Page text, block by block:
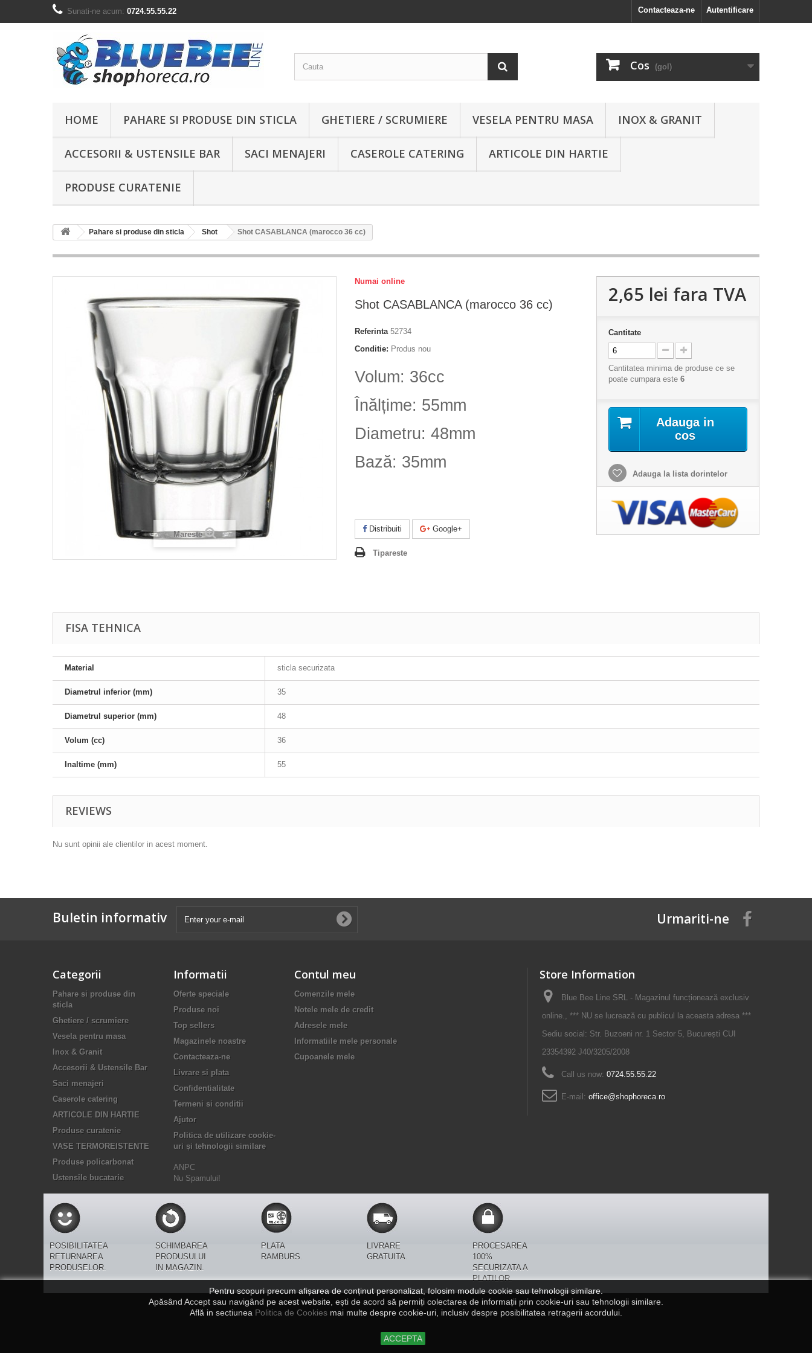
Autentificare
Contacteaza-ne
Sunati-ne acum: 0724.55.55.22
Cos (gol)
HOME PAHARE SI PRODUSE DIN STICLA GHETIERE / SCRUMIERE VESELA PENTRU MASA INOX & GRANIT
ACCESORII & USTENSILE BAR SACI MENAJERI CASEROLE CATERING ARTICOLE DIN HARTIE
PRODUSE CURATENIE
Pahare si produse din sticla Shot Shot CASABLANCA (marocco 36 cc)
Mareste
Numai online
Shot CASABLANCA (marocco 36 cc)
Referinta 52734
Conditie: Produs nou
Volum: 36cc
Înălțime: 55mm
Diametru: 48mm
Bază: 35mm
Distribuiti Google+
Tipareste
2,65 lei fara TVA
Cantitate
Cantitatea minima de produse ce se
poate cumpara este 6
Adauga in
cos
Adauga la lista dorintelor
FISA TEHNICA
Material sticla securizata
Diametrul inferior (mm) 35
Diametrul superior (mm) 48
Volum (cc) 36
Inaltime (mm) 55
REVIEWS
Nu sunt opinii ale clientilor in acest moment.
Buletin informativ Urmariti-ne
Categorii
Pahare si produse din
sticla
Ghetiere / scrumiere
Vesela pentru masa
Inox & Granit
Accesorii & Ustensile Bar
Saci menajeri
Caserole catering
ARTICOLE DIN HARTIE
Produse curatenie
VASE TERMOREISTENTE
Produse policarbonat
Ustensile bucatarie
Informatii
Oferte speciale
Produse noi
Top sellers
Magazinele noastre
Contacteaza-ne
Livrare si plata
Confidentialitate
Termeni si conditii
Ajutor
Politica de utilizare cookie-
uri și tehnologii similare
ANPC
Nu Spamului!
Contul meu
Comenzile mele
Notele mele de credit
Adresele mele
Informatiile mele personale
Cupoanele mele
Store Information
Blue Bee Line SRL - Magazinul funcționează exclusiv
online., *** NU se lucrează cu publicul la aceasta adresa ***
Sediu social: Str. Buzoeni nr. 1 Sector 5, București CUI
23354392 J40/3205/2008
Call us now: 0724.55.55.22
E-mail: office@shophoreca.ro
Pentru scopuri precum afișarea de conținut personalizat, folosim module cookie sau tehnologii similare.
Apăsând Accept sau navigând pe acest website, ești de acord să permiți colectarea de informații prin cookie-uri sau tehnologii similare.
Află in sectiunea Politica de Cookies mai multe despre cookie-uri, inclusiv despre posibilitatea retragerii acordului.
ACCEPTA
POSIBILITATEA
RETURNAREA
PRODUSELOR.
SCHIMBAREA
PRODUSULUI
IN MAGAZIN.
PLATA
RAMBURS.
LIVRARE
GRATUITA.
PROCESAREA
100%
SECURIZATA A
PLATILOR.